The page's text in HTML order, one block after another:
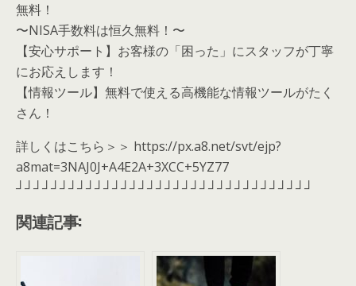
無料！
〜NISA手数料は恒久無料！〜
【安心サポート】お客様の「困った」にスタッフが丁寧
にお応えします！
【情報ツール】無料で使える高機能な情報ツールがたく
さん！
詳しくはこちら＞＞ https://px.a8.net/svt/ejp?
a8mat=3NAJ0J+A4E2A+3XCC+5YZ77
┘┘┘┘┘┘┘┘┘┘┘┘┘┘┘┘┘┘┘┘┘┘┘┘┘┘┘┘┘┘┘┘┘┘
関連記事: